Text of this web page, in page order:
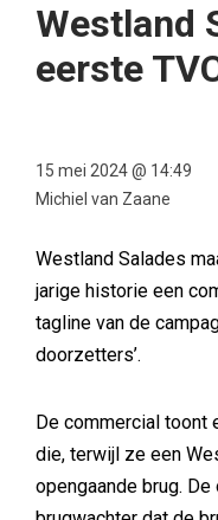
Westland
eerste
15 mei 2024 @ 14:49
Michiel van Zaane
Westland Salades
jarige historie een
tagline van de
doorzetters’.
De commercial toont
die, terwijl ze een
opengaande brug.